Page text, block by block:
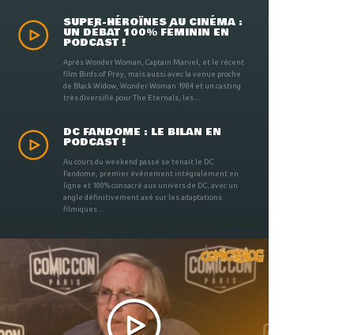
SUPER-HÉROÏNES AU CINÉMA :
UN DÉBAT 100% FÉMININ EN
PODCAST !
Après Wonder Woman, Captain Marvel, et le récent
film Birds of Prey, mais aussi avec la venue proche
de Black Widow, Wonder Woman 1984 et un casting
très diversifié pour The Eternals, les ...
DC FANDOME : LE BILAN EN
PODCAST !
Au cours du weekend passé se tenait le DC
Fandome, premier évènement intégralement en
ligne et 100% consacré aux univers de DC, avec un
angle définitivement axé sur les adaptations
filmiques ...